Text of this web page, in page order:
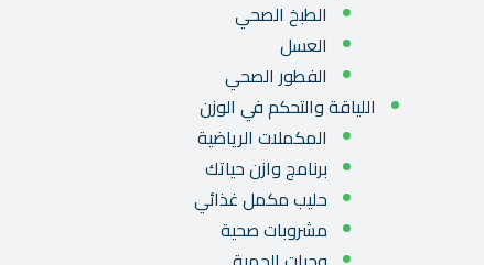
الطبخ الصحي
العسل
الفطور الصحي
اللياقة والتحكم في الوزن
المكملات الرياضية
برنامج وازن حياتك
حليب مكمل غذائي
مشروبات صحية